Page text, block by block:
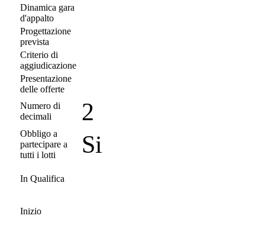
Dinamica gara
d'appalto
Progettazione
prevista
Criterio di
aggiudicazione
Presentazione
delle offerte
Numero di
decimali
2
Obbligo a
partecipare a
tutti i lotti
Si
In Qualifica
Inizio